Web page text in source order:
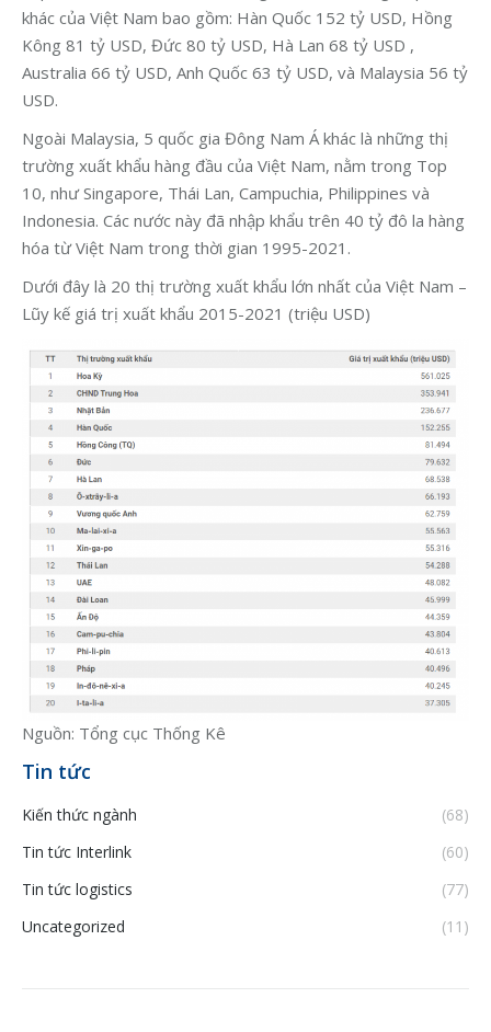
khác của Việt Nam bao gồm: Hàn Quốc 152 tỷ USD, Hồng
Kông 81 tỷ USD, Đức 80 tỷ USD, Hà Lan 68 tỷ USD ,
Australia 66 tỷ USD, Anh Quốc 63 tỷ USD, và Malaysia 56 tỷ
USD.
Ngoài Malaysia, 5 quốc gia Đông Nam Á khác là những thị
trường xuất khẩu hàng đầu của Việt Nam, nằm trong Top
10, như Singapore, Thái Lan, Campuchia, Philippines và
Indonesia. Các nước này đã nhập khẩu trên 40 tỷ đô la hàng
hóa từ Việt Nam trong thời gian 1995-2021.
Dưới đây là 20 thị trường xuất khẩu lớn nhất của Việt Nam –
Lũy kế giá trị xuất khẩu 2015-2021 (triệu USD)
Nguồn: Tổng cục Thống Kê
Tin tức
Kiến thức ngành
(68)
Tin tức Interlink
(60)
Tin tức logistics
(77)
Uncategorized
(11)